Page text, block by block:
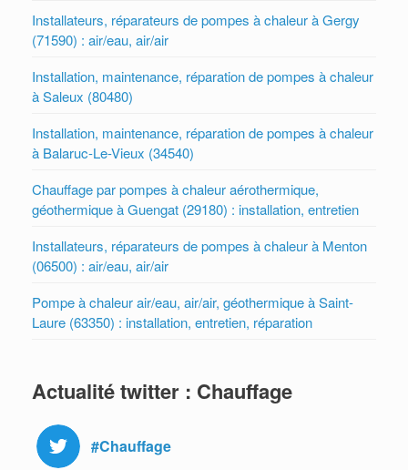
Installateurs, réparateurs de pompes à chaleur à Gergy
(71590) : air/eau, air/air
Installation, maintenance, réparation de pompes à chaleur
à Saleux (80480)
Installation, maintenance, réparation de pompes à chaleur
à Balaruc-Le-Vieux (34540)
Chauffage par pompes à chaleur aérothermique,
géothermique à Guengat (29180) : installation, entretien
Installateurs, réparateurs de pompes à chaleur à Menton
(06500) : air/eau, air/air
Pompe à chaleur air/eau, air/air, géothermique à Saint-
Laure (63350) : installation, entretien, réparation
Actualité twitter : Chauffage
#Chauffage